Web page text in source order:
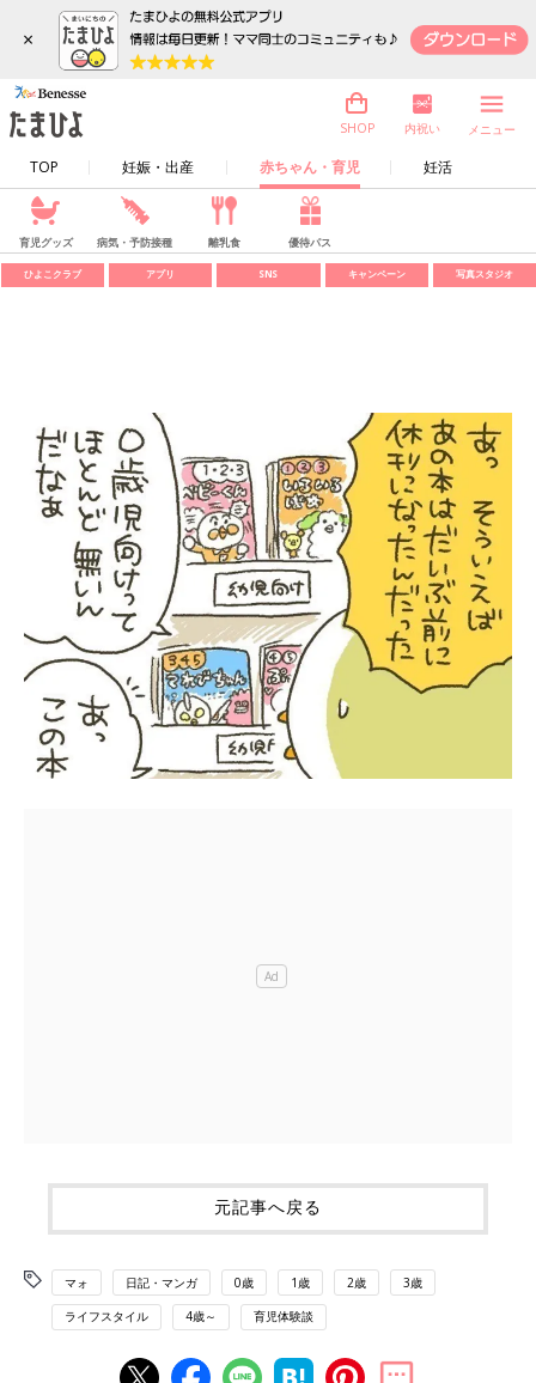
×
TOP 妊娠・出産 赤ちゃん・育児 妊活
SHOP 内祝い メニュー
育児グッズ 病気・予防接種 離乳食 優待パス
ひよこクラブ アプリ SNS キャンペーン 写真スタジオ
元記事へ戻る
マォ 日記・マンガ 0歳 1歳 2歳 3歳
ライフスタイル 4歳～ 育児体験談